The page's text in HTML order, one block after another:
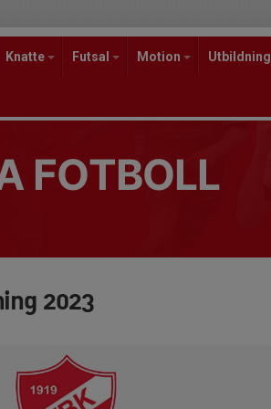
Knatte Futsal Motion Utbildning
FOTBOLL
2023